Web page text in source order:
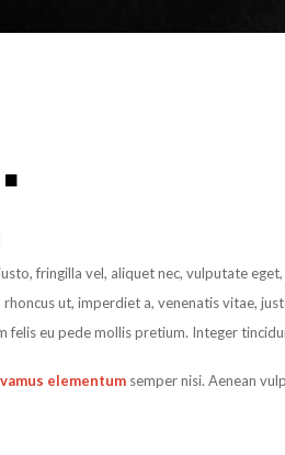
.
fringilla vel, aliquet nec, vulputate eget,
rhoncus ut, imperdiet a, venenatis vitae,
felis eu pede mollis pretium. Integer
elementum semper nisi. Aenean